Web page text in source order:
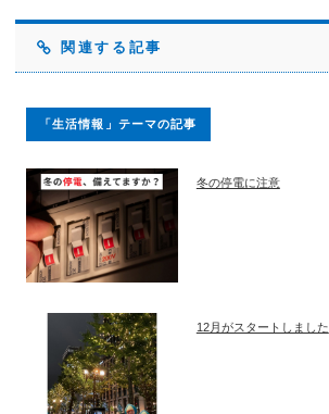
関連する記事
「生活情報」テーマの記事
冬の停電に注意
12月がスタートしました